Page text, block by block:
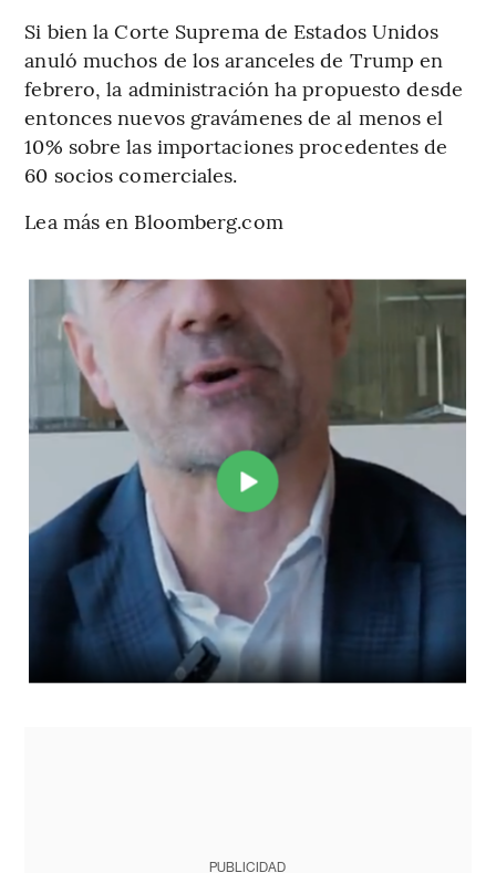
Si bien la Corte Suprema de Estados Unidos
anuló muchos de los aranceles de Trump en
febrero, la administración ha propuesto desde
entonces nuevos gravámenes de al menos el
10% sobre las importaciones procedentes de
60 socios comerciales.
Lea más en Bloomberg.com
PUBLICIDAD